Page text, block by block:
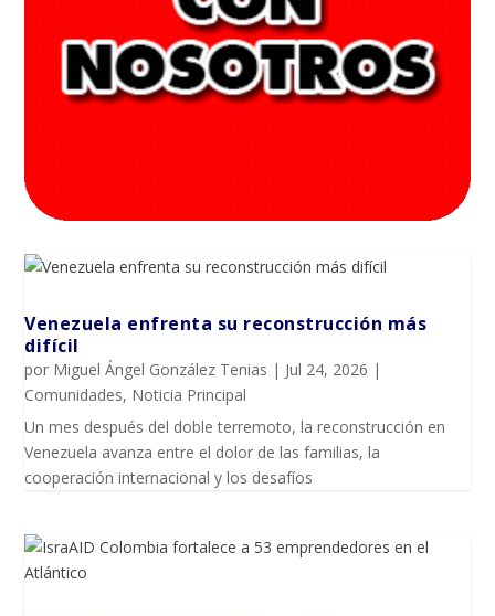
Venezuela enfrenta su reconstrucción más
difícil
por Miguel Ángel González Tenias | Jul 24, 2026 |
Comunidades, Noticia Principal
Un mes después del doble terremoto, la reconstrucción en
Venezuela avanza entre el dolor de las familias, la
cooperación internacional y los desafíos